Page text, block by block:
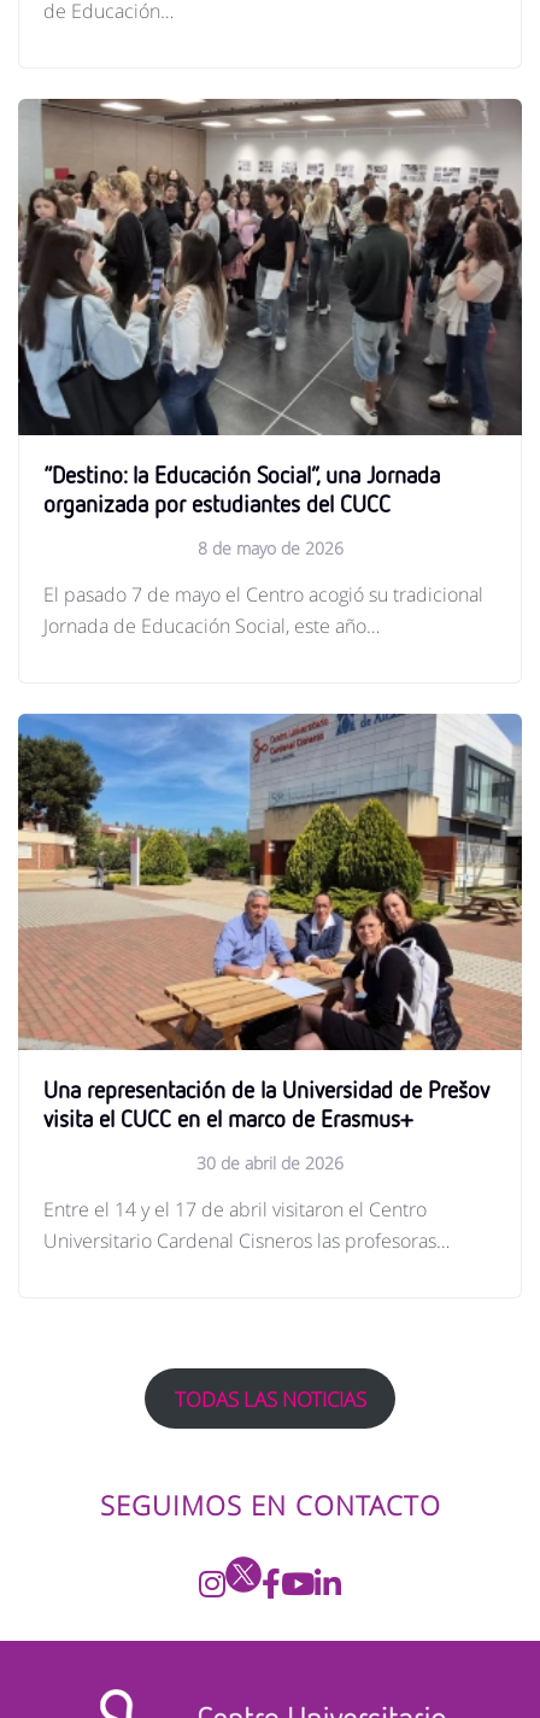
de Educación…
“Destino: la Educación Social”, una Jornada
organizada por estudiantes del CUCC
8 de mayo de 2026
El pasado 7 de mayo el Centro acogió su tradicional
Jornada de Educación Social, este año…
Una representación de la Universidad de Prešov
visita el CUCC en el marco de Erasmus+
30 de abril de 2026
Entre el 14 y el 17 de abril visitaron el Centro
Universitario Cardenal Cisneros las profesoras…
TODAS LAS NOTICIAS
SEGUIMOS EN CONTACTO